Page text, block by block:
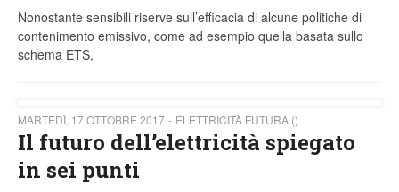
Nonostante sensibili riserve sull’efficacia di alcune politiche di
contenimento emissivo, come ad esempio quella basata sullo
schema ETS,
MARTEDÌ, 17 OTTOBRE 2017 ELETTRICITÀ FUTURA ()
Il futuro dell’elettricità spiegato
in sei punti